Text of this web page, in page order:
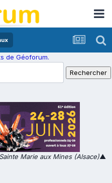
de Géoforum.
Marie aux Mines (Alsace)▲